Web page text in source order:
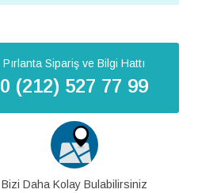
Pırlanta Sipariş ve Bilgi Hattı
0 (212) 527 77 99
Bizi Daha Kolay Bulabilirsiniz